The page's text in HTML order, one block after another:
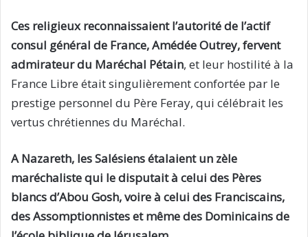
Ces religieux reconnaissaient l’autorité de l’actif
consul général de France, Amédée Outrey, fervent
admirateur du Maréchal Pétain, et leur hostilité à la
France Libre était singulièrement confortée par le
prestige personnel du Père Feray, qui célébrait les
vertus chrétiennes du Maréchal.
A Nazareth, les Salésiens étalaient un zèle
maréchaliste qui le disputait à celui des Pères
blancs d’Abou Gosh, voire à celui des Franciscains,
des Assomptionnistes et même des Dominicains de